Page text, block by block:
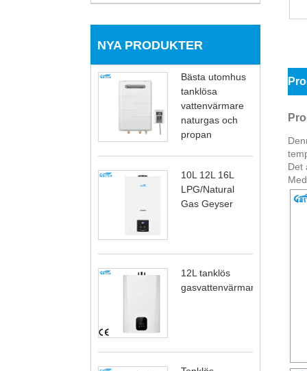
NYA PRODUKTER
Bästa utomhus
tanklösa
vattenvärmare
naturgas och
propan
10L 12L 16L
LPG/Natural
Gas Geyser
12L tanklös
gasvattenvärmare
Det